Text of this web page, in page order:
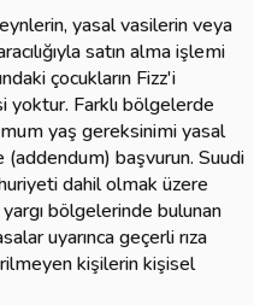
yasal vasilerin veya
satın alma işlemi
çocukların Fizz'i
yoktur. Farklı bölgelerde
yaş gereksinimi yasal
(addendum) başvurun. Suudi
dahil olmak üzere
bölgelerinde bulunan
uyarınca geçerli rıza
kişilerin kişisel